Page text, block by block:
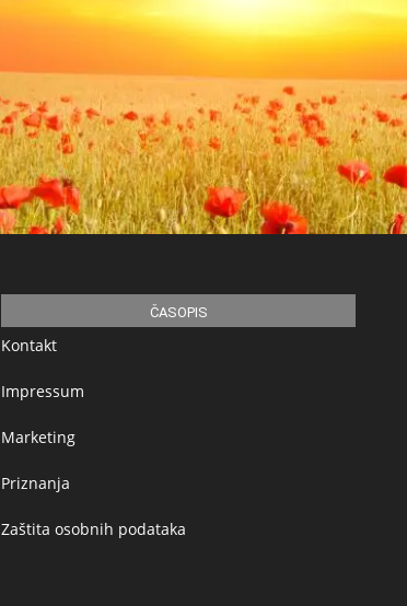
ČASOPIS
Kontakt
Impressum
Marketing
Priznanja
Zaštita osobnih podataka